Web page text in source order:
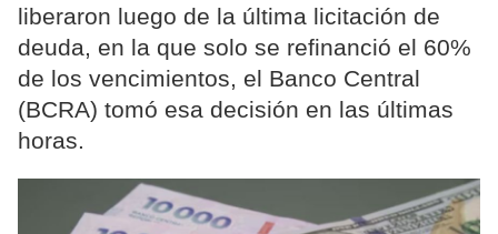
liberaron luego de la última licitación de
deuda, en la que solo se refinanció el 60%
de los vencimientos, el Banco Central
(BCRA) tomó esa decisión en las últimas
horas.